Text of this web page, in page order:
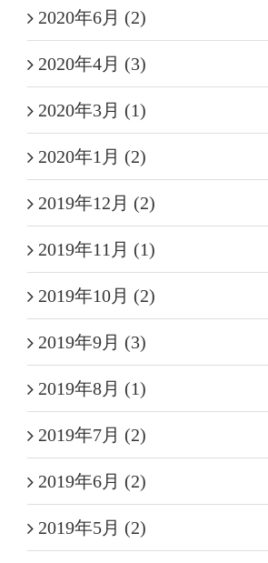
2020年6月 (2)
2020年4月 (3)
2020年3月 (1)
2020年1月 (2)
2019年12月 (2)
2019年11月 (1)
2019年10月 (2)
2019年9月 (3)
2019年8月 (1)
2019年7月 (2)
2019年6月 (2)
2019年5月 (2)